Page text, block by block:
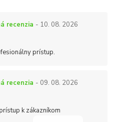
recenzia - 10. 08. 2026
prístup.
recenzia - 09. 08. 2026
k zákazníkom